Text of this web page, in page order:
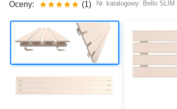
Oceny:  (1) Nr. katalogowy: Bello SLIM